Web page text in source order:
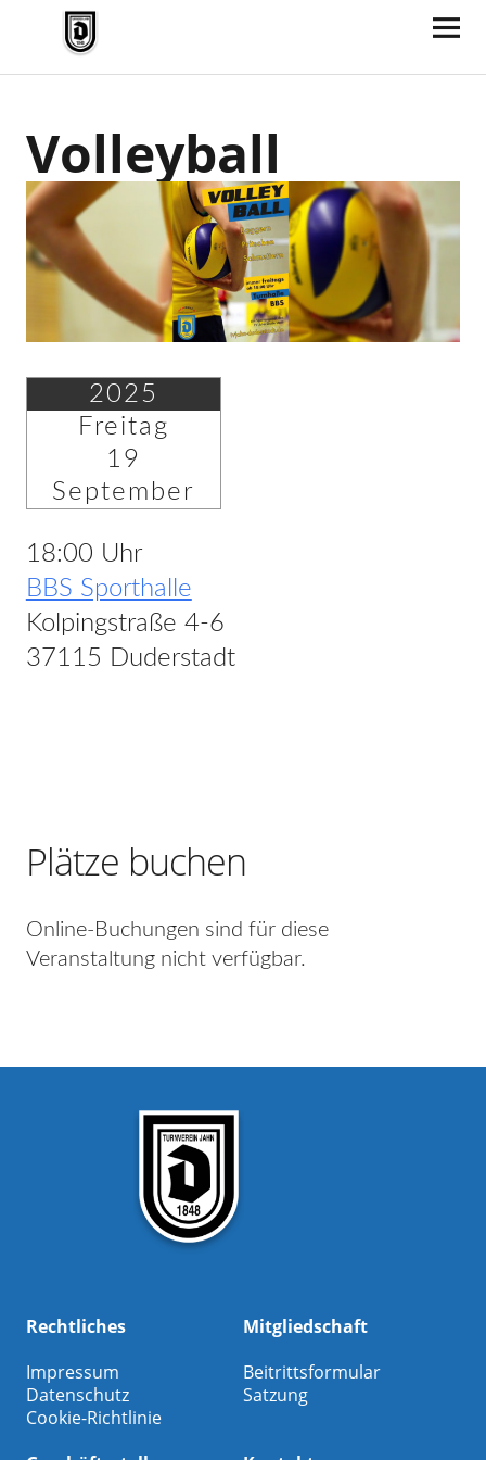
TV Jahn Duderstadt
Volleyball
2025
Freitag
19
September
18:00 Uhr
BBS Sporthalle
Kolpingstraße 4-6
37115 Duderstadt
Plätze buchen
Online-Buchungen sind für diese
Veranstaltung nicht verfügbar.
Rechtliches
Impressum
Datenschutz
Cookie-Richtlinie
Mitgliedschaft
Beitrittsformular
Satzung